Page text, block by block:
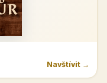
Navštívit →